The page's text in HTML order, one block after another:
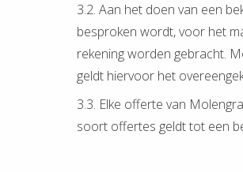
3.2. Aan het doen van een
besproken wordt, voor het
rekening worden gebracht.
geldt hiervoor het
3.3. Elke offerte van
soort offertes geldt tot een